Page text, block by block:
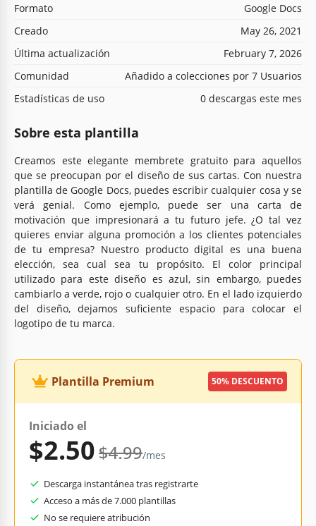
Formato
Google Docs
Creado
May 26, 2021
Última actualización
February 7, 2026
Comunidad
Añadido a colecciones por 7 Usuarios
Estadísticas de uso
0 descargas este mes
Sobre esta plantilla
Creamos este elegante membrete gratuito para aquellos
que se preocupan por el diseño de sus cartas. Con nuestra
plantilla de Google Docs, puedes escribir cualquier cosa y se
verá genial. Como ejemplo, puede ser una carta de
motivación que impresionará a tu futuro jefe. ¿O tal vez
quieres enviar alguna promoción a los clientes potenciales
de tu empresa? Nuestro producto digital es una buena
elección, sea cual sea tu propósito. El color principal
utilizado para este diseño es azul, sin embargo, puedes
cambiarlo a verde, rojo o cualquier otro. En el lado izquierdo
del diseño, dejamos suficiente espacio para colocar el
logotipo de tu marca.
Plantilla Premium 50% DESCUENTO
Iniciado el
$2.50$4.99/mes
Descarga instantánea tras registrarte
Acceso a más de 7.000 plantillas
No se requiere atribución